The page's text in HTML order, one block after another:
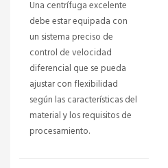
Una centrífuga excelente
debe estar equipada con
un sistema preciso de
control de velocidad
diferencial que se pueda
ajustar con flexibilidad
según las características del
material y los requisitos de
procesamiento.